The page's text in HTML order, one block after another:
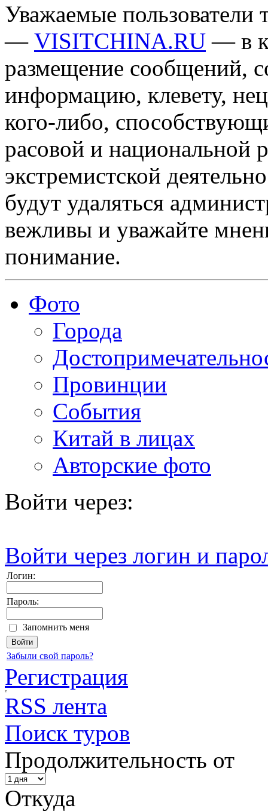
Уважаемые пользователи
— VISITCHINA.RU — в
размещение сообщений,
информацию, клевету,
кого-либо,
расовой и национальной
экстремистской
будут удаляться
вежливы и уважайте
понимание.
Фото
Города
Провинции
События
Китай в лицах
Авторские фото
Войти через:
Войти через логин и
Логин:
Пароль:
Запомнить меня
Забыли свой пароль?
Регистрация
RSS лента
Поиск туров
Продолжительность от
Откуда